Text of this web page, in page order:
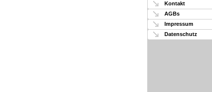
Kontakt
AGBs
Impressum
Datenschutz